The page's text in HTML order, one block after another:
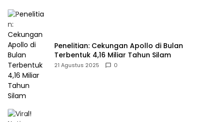
Penelitian: Cekungan Apollo di Bulan
Terbentuk 4,16 Miliar Tahun Silam
21 Agustus 2025 0